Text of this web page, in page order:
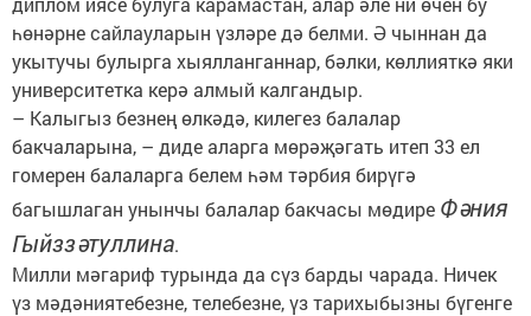
һөнәрне сайлауларын үзләре дә белми. Ә чыннан да
укытучы булырга хыялланганнар, бәлки, көллияткә яки
университетка керә алмый калгандыр.
– Калыгыз безнең өлкәдә, килегез балалар
бакчаларына, – диде аларга мөрәҗәгать итеп 33 ел
гомерен балаларга белем һәм тәрбия бирүгә
багышлаган унынчы балалар бакчасы мөдире Фәния
Гыйззәтуллина.
Милли мәгариф турында да сүз барды чарада. Ничек
үз мәдәниятебезне, телебезне, үз тарихыбызны бүгенге